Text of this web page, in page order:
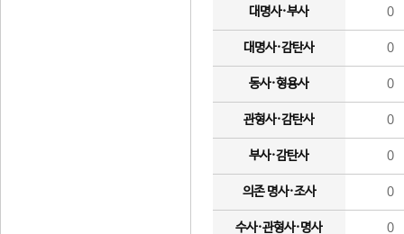
대명사·부사 0
대명사·감탄사 0
동사·형용사 0
관형사·감탄사 0
부사·감탄사 0
의존 명사·조사 0
수사·관형사·명사 0